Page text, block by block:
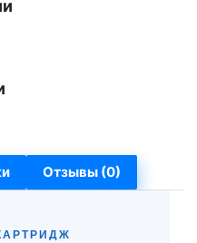
Отзывы (0)